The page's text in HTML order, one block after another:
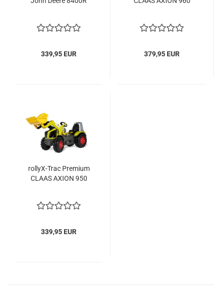
339,95 EUR 379,95 EUR
rollyX-Trac Premium
CLAAS AXION 950
339,95 EUR